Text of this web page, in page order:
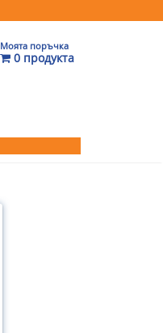
Моята поръчка
0 продукта